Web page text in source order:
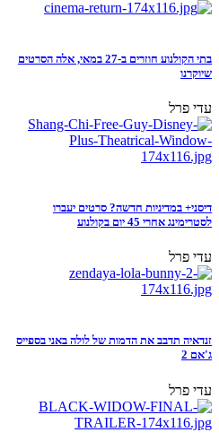
בתי הקולנוע חוזרים ב-27 במאי, אלה הסרטים
שיוקרנו
עדי פרל
דיסני+ במדיניות חדשה? סרטים יעברו
לסטרימינג אחרי 45 יום בקולנוע
עדי פרל
זנדאיה תדבב את הדמות של לולה באני בספייס
ג'אם 2
עדי פרל